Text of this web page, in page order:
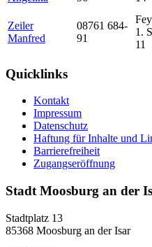
Zeiler
Manfred
08761 684-
91
1.
11
Quicklinks
Kontakt
Impressum
Datenschutz
Haftung für Inhalte und
Barrierefreiheit
Zugangseröffnung
Stadt Moosburg an der
Stadtplatz 13
85368 Moosburg an der Isar